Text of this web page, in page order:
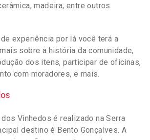
madeira, entre outros
experiência por lá você terá a
sobre a história da comunidade,
dos itens, participar de oficinas,
com moradores, e mais.
Vinhedos é realizado na Serra
destino é Bento Gonçalves. A